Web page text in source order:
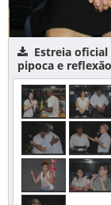
Estreia
pipoca e reflexão